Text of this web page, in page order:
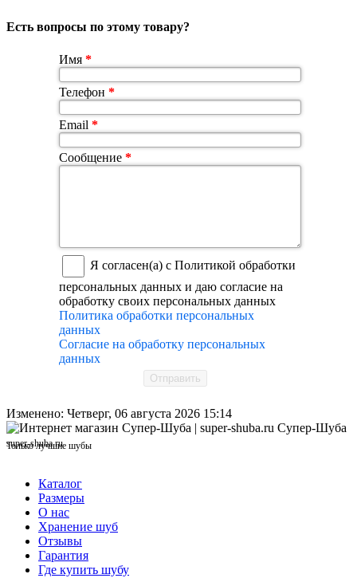
Есть вопросы по этому товару?
Имя *
Телефон *
Email *
Сообщение *
Я согласен(а) с Политикой обработки
персональных данных и даю согласие на
обработку своих персональных данных
Политика обработки персональных
данных
Согласие на обработку персональных
данных
Отправить
Изменено: Четверг, 06 августа 2026 15:14
Супер-Шуба
super-shuba.ru
Только лучшие шубы
Каталог
Размеры
О нас
Хранение шуб
Отзывы
Гарантия
Где купить шубу